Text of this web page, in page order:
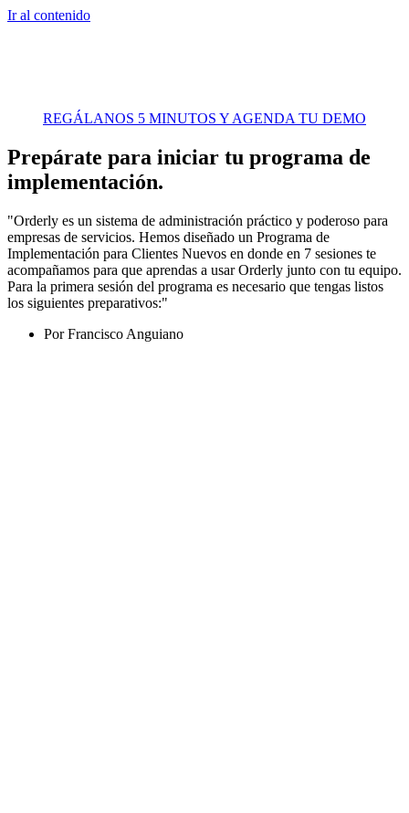
Ir al contenido
REGÁLANOS 5 MINUTOS Y AGENDA TU DEMO
Prepárate para iniciar tu programa de
implementación.
"Orderly es un sistema de administración práctico y poderoso para
empresas de servicios. Hemos diseñado un Programa de
Implementación para Clientes Nuevos en donde en 7 sesiones te
acompañamos para que aprendas a usar Orderly junto con tu equipo.
Para la primera sesión del programa es necesario que tengas listos
los siguientes preparativos:"
PorFrancisco Anguiano